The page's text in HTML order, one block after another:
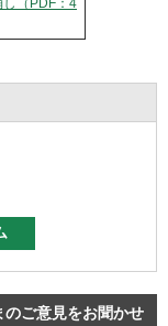
のご意見をお聞かせ